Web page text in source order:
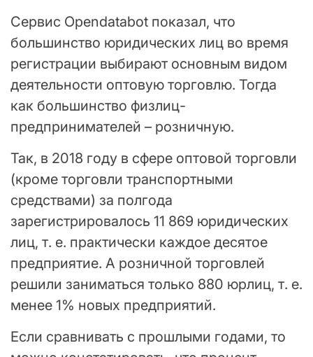
Сервис Opendatabot показал, что
большинство юридических лиц во время
регистрации выбирают основным видом
деятельности оптовую торговлю. Тогда
как большинство физлиц-
предпринимателей – розничную.
Так, в 2018 году в сфере оптовой торговли
(кроме торговли транспортными
средствами) за полгода
зарегистрировалось 11 869 юридических
лиц, т. е. практически каждое десятое
предприятие. А розничной торговлей
решили заниматься только 880 юрлиц, т. е.
менее 1% новых предприятий.
Если сравнивать с прошлыми годами, то